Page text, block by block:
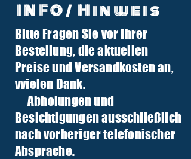
info@tuber-traktor.de
+49 (0) 4406-9568797
INFO/ Hinweis
Bitte Fragen Sie vor Ihrer
Bestellung, die aktuellen
Preise und Versandkosten an,
vvielen Dank.
Abholungen und
Besichtigungen ausschließlich
nach vorheriger telefonischer
Absprache.